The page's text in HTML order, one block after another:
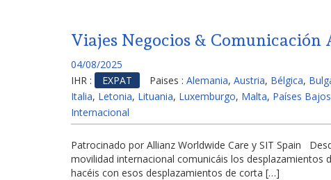
Viajes Negocios & Comunicación
04/08/2025
IHR :
EXPAT Paises : Alemania, Austria, Bélgica,
Italia, Letonia, Lituania, Luxemburgo, Malta, Países Bajos
Internacional
Patrocinado por Allianz Worldwide Care y SIT Spain
movilidad internacional comunicáis los desplazamientos
hacéis con esos desplazamientos de corta […]